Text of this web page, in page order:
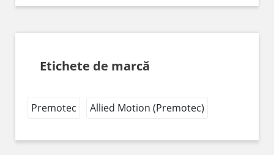
Etichete de marcă
Premotec Allied Motion (Premotec)